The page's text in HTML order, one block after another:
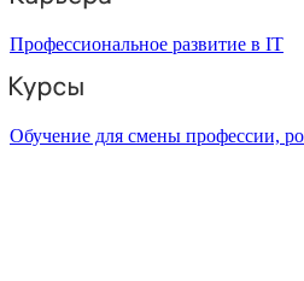
Профессиональное развитие в IT
Обучение для смены профессии,